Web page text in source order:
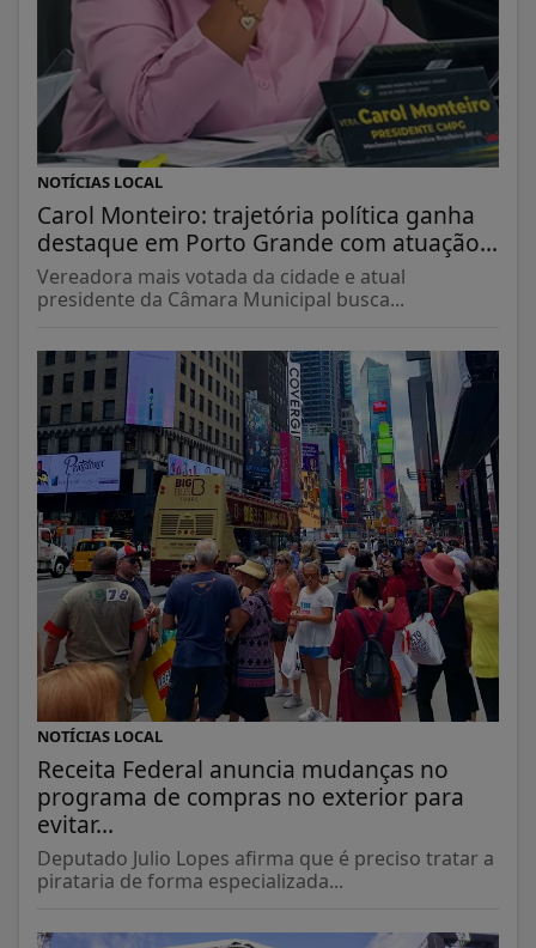
NOTÍCIAS LOCAL
Carol Monteiro: trajetória política ganha
destaque em Porto Grande com atuação...
Vereadora mais votada da cidade e atual
presidente da Câmara Municipal busca...
NOTÍCIAS LOCAL
Receita Federal anuncia mudanças no
programa de compras no exterior para
evitar...
Deputado Julio Lopes afirma que é preciso tratar a
pirataria de forma especializada...